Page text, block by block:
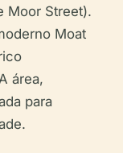
Moor Street).
Moat
área,
para